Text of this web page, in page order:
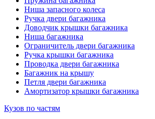
Ниша запасного колеса
Ручка двери багажника
Доводчик крышки багажника
Ниша багажника
Ограничитель двери багажника
Ручка крышки багажника
Проводка двери багажника
Багажник на крышу
Петля двери багажника
Амортизатор крышки багажника
Кузов по частям